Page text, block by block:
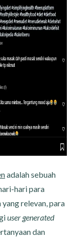
adalah sebuah
hari para
relevan, para
user generated
dan